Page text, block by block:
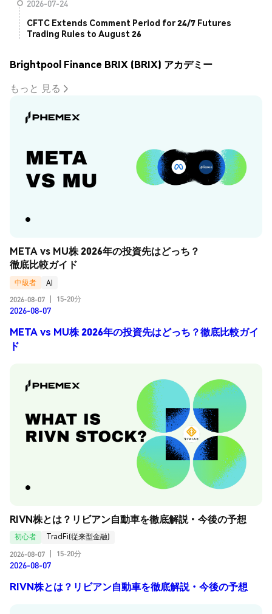
2026-07-24
CFTC Extends Comment Period for 24/7 Futures
Trading Rules to August 26
Brightpool Finance BRIX (BRIX) アカデミー
もっと 見る
META vs MU株 2026年の投資先はどっち？
徹底比較ガイド
中級者
AI
2026-08-07
15-20分
2026-08-07
META vs MU株 2026年の投資先はどっち？徹底比較ガイ
ド
RIVN株とは？リビアン自動車を徹底解説・今後の予想
初心者
TradFi(従来型金融)
2026-08-07
15-20分
2026-08-07
RIVN株とは？リビアン自動車を徹底解説・今後の予想